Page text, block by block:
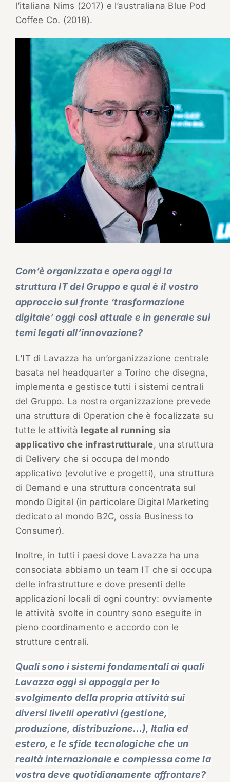
l’italiana Nims (2017) e l’australiana Blue Pod
Coffee Co. (2018).
Com’è organizzata e opera oggi la
struttura IT del Gruppo e qual è il vostro
approccio sul fronte ‘trasformazione
digitale’ oggi così attuale e in generale sui
temi legati all’innovazione?
L’IT di Lavazza ha un’organizzazione centrale
basata nel headquarter a Torino che disegna,
implementa e gestisce tutti i sistemi centrali
del Gruppo. La nostra organizzazione prevede
una struttura di Operation che è focalizzata su
tutte le attività legate al running sia
applicativo che infrastrutturale, una struttura
di Delivery che si occupa del mondo
applicativo (evolutive e progetti), una struttura
di Demand e una struttura concentrata sul
mondo Digital (in particolare Digital Marketing
dedicato al mondo B2C, ossia Business to
Consumer).
Inoltre, in tutti i paesi dove Lavazza ha una
consociata abbiamo un team IT che si occupa
delle infrastrutture e dove presenti delle
applicazioni locali di ogni country: ovviamente
le attività svolte in country sono eseguite in
pieno coordinamento e accordo con le
strutture centrali.
Quali sono i sistemi fondamentali ai quali
Lavazza oggi si appoggia per lo
svolgimento della propria attività sui
diversi livelli operativi (gestione,
produzione, distribuzione…), Italia ed
estero, e le sfide tecnologiche che un
realtà internazionale e complessa come la
vostra deve quotidianamente affrontare?